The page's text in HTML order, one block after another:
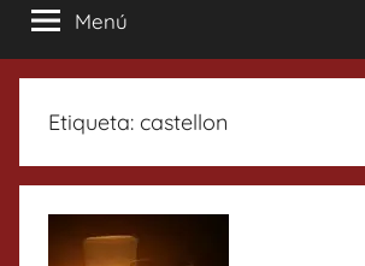
Menú
Etiqueta: castellon